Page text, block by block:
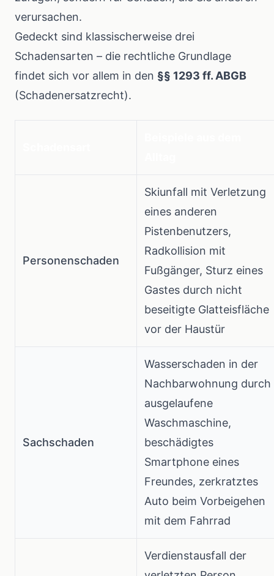
verursachen.
Gedeckt sind klassischerweise drei
Schadensarten – die rechtliche Grundlage
findet sich vor allem in den §§ 1293 ff. ABGB
(Schadenersatzrecht).
Personenschaden
Skiunfall mit Verletzung
eines anderen
Pistenbenutzers,
Radkollision mit
Fußgänger, Sturz eines
Gastes durch nicht
beseitigte Glatteisfläche
vor der Haustür
Sachschaden
Wasserschaden in der
Nachbarwohnung durch
ausgelaufene
Waschmaschine,
beschädigtes
Smartphone eines
Freundes, zerkratztes
Auto beim Vorbeigehen
mit dem Fahrrad
Verdienstausfall der